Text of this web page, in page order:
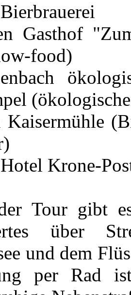
Gasthof
food)
Kaisermühle
Krone-
Tour gibt
über
und dem
per Rad